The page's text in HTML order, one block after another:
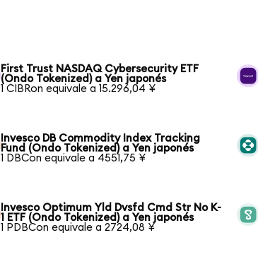
First Trust NASDAQ Cybersecurity ETF
(Ondo Tokenized) a Yen japonés
1 CIBRon equivale a 15.296,04 ¥
Invesco DB Commodity Index Tracking
Fund (Ondo Tokenized) a Yen japonés
1 DBCon equivale a 4551,75 ¥
Invesco Optimum Yld Dvsfd Cmd Str No K-
1 ETF (Ondo Tokenized) a Yen japonés
1 PDBCon equivale a 2724,08 ¥